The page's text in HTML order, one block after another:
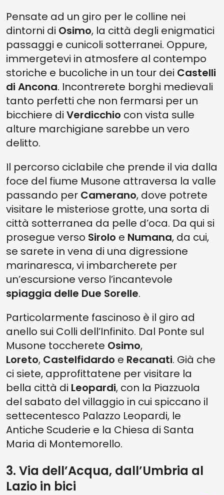
Pensate ad un giro per le colline nei
dintorni di Osimo, la città degli enigmatici
passaggi e cunicoli sotterranei. Oppure,
immergetevi in atmosfere al contempo
storiche e bucoliche in un tour dei Castelli
di Ancona. Incontrerete borghi medievali
tanto perfetti che non fermarsi per un
bicchiere di Verdicchio con vista sulle
alture marchigiane sarebbe un vero
delitto.
Il percorso ciclabile che prende il via dalla
foce del fiume Musone attraversa la valle
passando per Camerano, dove potrete
visitare le misteriose grotte, una sorta di
città sotterranea da pelle d’oca. Da qui si
prosegue verso Sirolo e Numana, da cui,
se sarete in vena di una digressione
marinaresca, vi imbarcherete per
un’escursione verso l’incantevole
spiaggia delle Due Sorelle.
Particolarmente fascinoso è il giro ad
anello sui Colli dell’Infinito. Dal Ponte sul
Musone toccherete Osimo,
Loreto, Castelfidardo e Recanati. Già che
ci siete, approfittatene per visitare la
bella città di Leopardi, con la Piazzuola
del sabato del villaggio in cui spiccano il
settecentesco Palazzo Leopardi, le
Antiche Scuderie e la Chiesa di Santa
Maria di Montemorello.
3. Via dell’Acqua, dall’Umbria al
Lazio in bici